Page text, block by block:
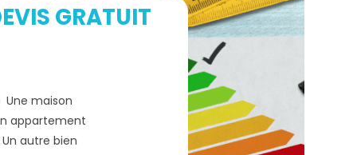
GRATUIT
Une maison
appartement
Un autre bien